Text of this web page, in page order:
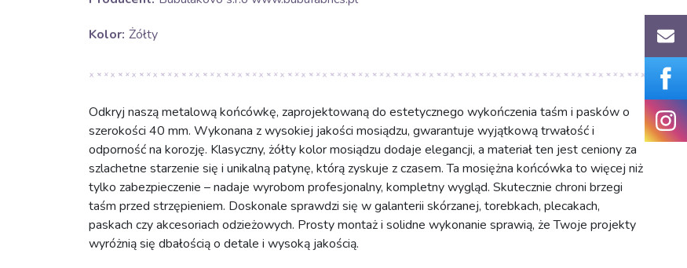
Kolor: Żółty
Odkryj naszą metalową końcówkę, zaprojektowaną do estetycznego wykończenia taśm i pasków o
szerokości 40 mm. Wykonana z wysokiej jakości mosiądzu, gwarantuje wyjątkową trwałość i
odporność na korozję. Klasyczny, żółty kolor mosiądzu dodaje elegancji, a materiał ten jest ceniony za
szlachetne starzenie się i unikalną patynę, którą zyskuje z czasem. Ta mosiężna końcówka to więcej niż
tylko zabezpieczenie – nadaje wyrobom profesjonalny, kompletny wygląd. Skutecznie chroni brzegi
taśm przed strzępieniem. Doskonale sprawdzi się w galanterii skórzanej, torebkach, plecakach,
paskach czy akcesoriach odzieżowych. Prosty montaż i solidne wykonanie sprawią, że Twoje projekty
wyróżnią się dbałością o detale i wysoką jakością.